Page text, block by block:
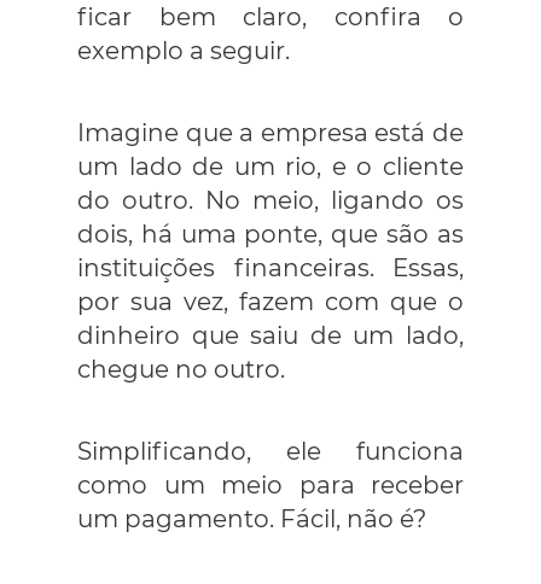
ficar bem claro, confira o
exemplo a seguir.
Imagine que a empresa está de
um lado de um rio, e o cliente
do outro. No meio, ligando os
dois, há uma ponte, que são as
instituições financeiras. Essas,
por sua vez, fazem com que o
dinheiro que saiu de um lado,
chegue no outro.
Simplificando, ele funciona
como um meio para receber
um pagamento. Fácil, não é?